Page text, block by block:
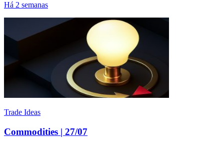
Há 2 semanas
Trade Ideas
Commodities | 27/07